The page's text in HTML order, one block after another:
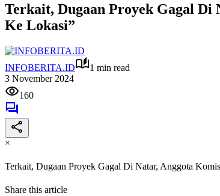
Terkait, Dugaan Proyek Gagal
Ke Lokasi”
INFOBERITA.ID
1 min read
3 November 2024
160
×
Terkait, Dugaan Proyek Gagal Di Natar, Anggota
Share this article